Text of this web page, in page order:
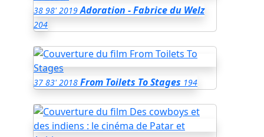
38 98' 2019 Adoration - Fabrice du Welz
204
37 83' 2018 From Toilets To Stages 194